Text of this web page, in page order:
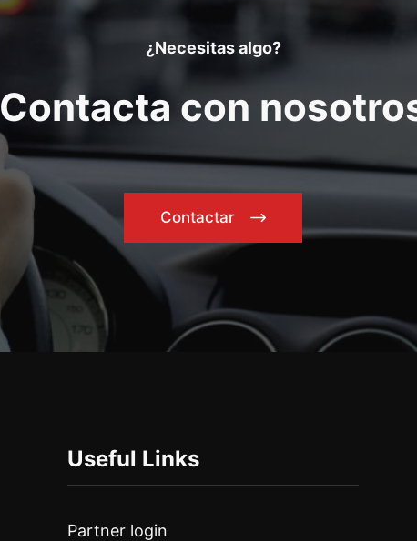
¿Necesitas algo?
Contacta con
Contactar
Useful Links
Partner login